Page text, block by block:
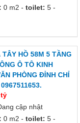
0 m2 - toilet: 5 -
TÂY HỒ 58M 5 TẦNG
Ô TÔ KINH
PHÒNG ĐỈNH CHỈ
cập nhật
0 m2 - toilet: 5 -